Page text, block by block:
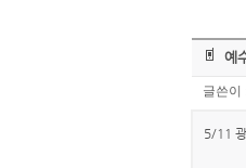
예
글쓴이
5/11